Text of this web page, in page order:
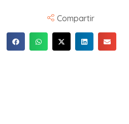
Compartir